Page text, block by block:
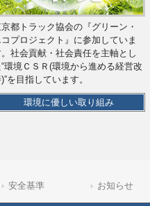
都トラック協会の『グリーン・
コプロジェクト』に参加していま
社会貢献・社会責任を主軸とし
“環境ＣＳＲ(環境から進める経営改
を目指しています。
環境に優しい取り組み
安全基準 お知らせ